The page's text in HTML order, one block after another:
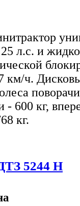
25 л.с. и
км/ч.
- 600 кг,
кг.
5244 Н